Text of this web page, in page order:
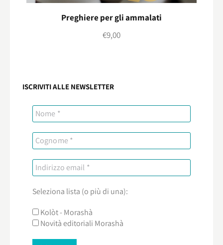
Preghiere per gli ammalati
€9,00
ISCRIVITI ALLE NEWSLETTER
Seleziona lista (o più di una):
Kolòt - Morashà
Novità editoriali Morashà